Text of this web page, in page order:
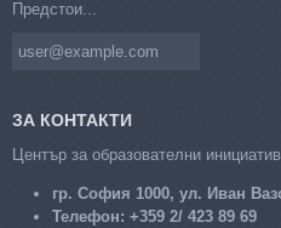
Предстои...
ЗА КОНТАКТИ
Център за образователни
гр. София 1000, ул. Иван
Телефон: +359 2/ 423 89 69